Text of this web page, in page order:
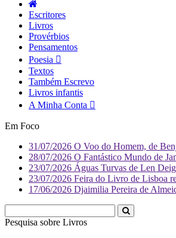
Escritores
Livros
Provérbios
Pensamentos
Poesia
Textos
Também Escrevo
Livros infantis
A Minha Conta
Em Foco
31/07/2026 O Voo do Homem, de
28/07/2026 O Fantástico Mundo de
23/07/2026 Águas Turvas de Len
23/07/2026 Feira do Livro de Lisboa
17/06/2026 Djaimilia Pereira de
Pesquisa sobre Literatura